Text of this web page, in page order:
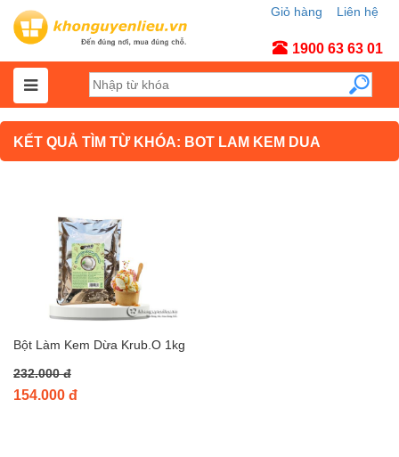
Liên hệ
Giỏ hàng
1900 63 63 01
KẾT QUẢ TÌM TỪ KHÓA: BOT LAM KEM DUA
Bột Làm Kem Dừa Krub.O 1kg
232.000 đ
154.000 đ